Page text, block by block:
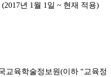
년 1월 1일 ~ 현재 적용)
교육학술정보원(이하 "교육정